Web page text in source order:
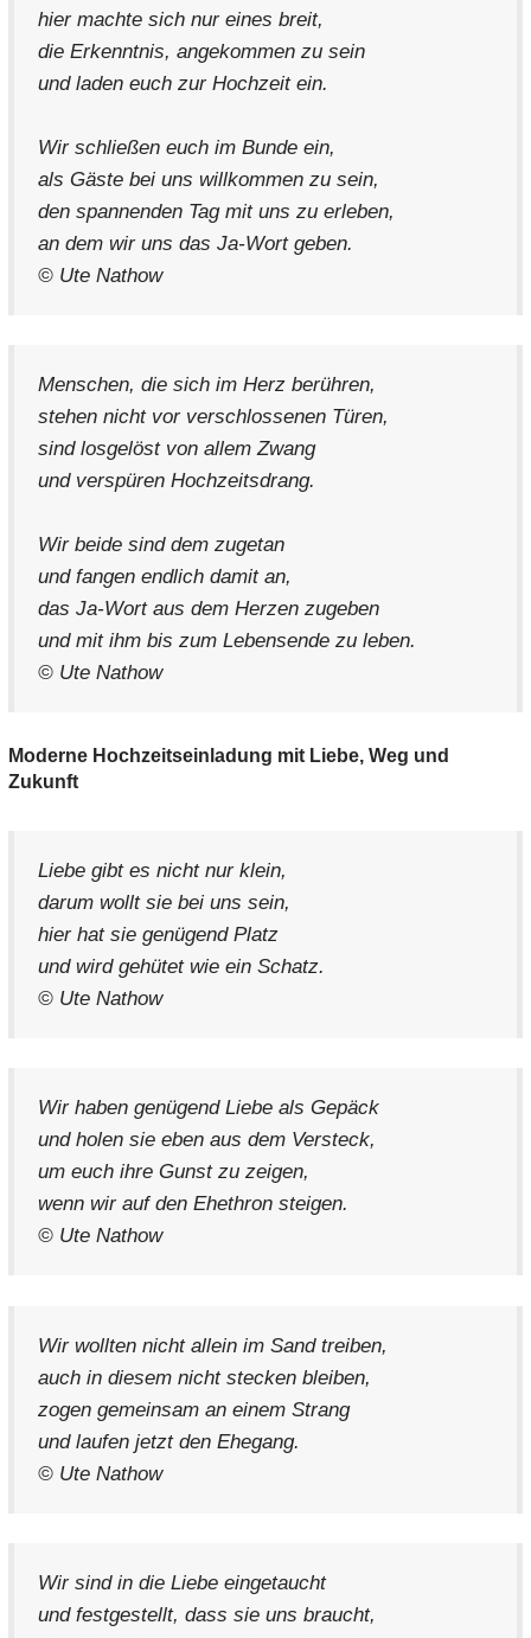
hier machte sich nur eines breit,
die Erkenntnis, angekommen zu sein
und laden euch zur Hochzeit ein.
Wir schließen euch im Bunde ein,
als Gäste bei uns willkommen zu sein,
den spannenden Tag mit uns zu erleben,
an dem wir uns das Ja-Wort geben.
© Ute Nathow
Menschen, die sich im Herz berühren,
stehen nicht vor verschlossenen Türen,
sind losgelöst von allem Zwang
und verspüren Hochzeitsdrang.
Wir beide sind dem zugetan
und fangen endlich damit an,
das Ja-Wort aus dem Herzen zugeben
und mit ihm bis zum Lebensende zu leben.
© Ute Nathow
Moderne Hochzeitseinladung mit Liebe, Weg und
Zukunft
Liebe gibt es nicht nur klein,
darum wollt sie bei uns sein,
hier hat sie genügend Platz
und wird gehütet wie ein Schatz.
© Ute Nathow
Wir haben genügend Liebe als Gepäck
und holen sie eben aus dem Versteck,
um euch ihre Gunst zu zeigen,
wenn wir auf den Ehethron steigen.
© Ute Nathow
Wir wollten nicht allein im Sand treiben,
auch in diesem nicht stecken bleiben,
zogen gemeinsam an einem Strang
und laufen jetzt den Ehegang.
© Ute Nathow
Wir sind in die Liebe eingetaucht
und festgestellt, dass sie uns braucht,